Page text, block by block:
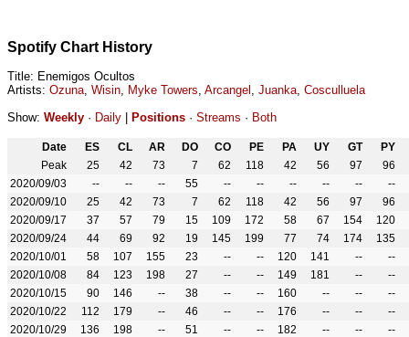
Spotify Chart History
Title: Enemigos Ocultos
Artists: Ozuna, Wisin, Myke Towers, Arcangel , Juanka, Cosculluela
Show: Weekly · Daily Positions · Streams · Both
Date ES CL AR DO CO PE PA UY GT
PY
Peak
25 42 73 7 62 118 42 56 97
96
2020/09/03
-- -- -- 55 -- -- -- -- --
--
2020/09/10
25 42 73 7 62 118 42 56 97
96
2020/09/17
37 57 79 15 109 172 58 67 154
120
2020/09/24
44 69 92 19 145 199 77 74 174
135
2020/10/01
58 107 155 23 -- -- 120 141 --
--
2020/10/08
84 123 198 27 -- -- 149 181 --
--
2020/10/15
90 146 -- 38 -- -- 160 -- --
--
2020/10/22
112 179 -- 46 -- -- 176 -- --
--
2020/10/29
136 198 -- 51 -- -- 182 -- --
--